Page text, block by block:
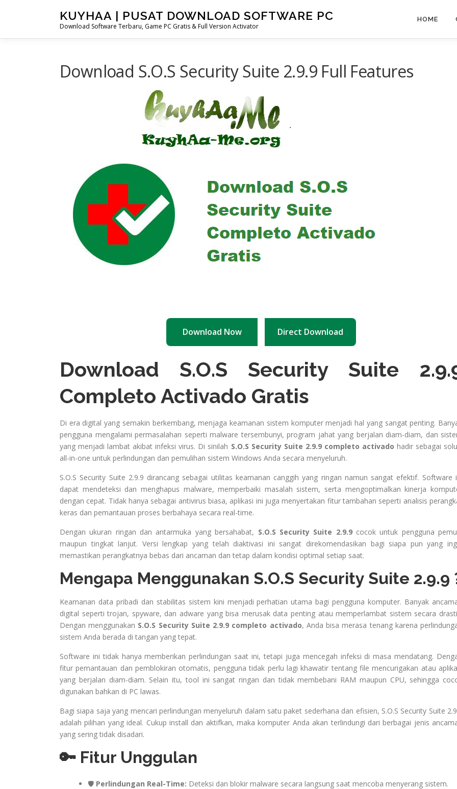
KUYHAA | PUSAT DOWNLOAD SOFTWARE PC
Download Software Terbaru, Game PC Gratis & Full Version Activator
HOME
Download S.O.S Security Suite 2.9.9 Full Features
Download Now Direct Download
Download S.O.S Security Suite
Completo Activado Gratis
Di era digital yang semakin berkembang, menjaga keamanan sistem komputer menjadi hal yang sangat penting.
pengguna mengalami permasalahan seperti malware tersembunyi, program jahat yang berjalan diam-diam, dan
yang menjadi lambat akibat infeksi virus. Di sinilah S.O.S Security Suite 2.9.9 completo activado hadir sebagai
all-in-one untuk perlindungan dan pemulihan sistem Windows Anda secara menyeluruh.
S.O.S Security Suite 2.9.9 dirancang sebagai utilitas keamanan canggih yang ringan namun sangat efektif. Software
dapat mendeteksi dan menghapus malware, memperbaiki masalah sistem, serta mengoptimalkan kinerja
dengan cepat. Tidak hanya sebagai antivirus biasa, aplikasi ini juga menyertakan fitur tambahan seperti analisis
keras dan pemantauan proses berbahaya secara real-time.
Dengan ukuran ringan dan antarmuka yang bersahabat, S.O.S Security Suite 2.9.9 cocok untuk pengguna
maupun tingkat lanjut. Versi lengkap yang telah diaktivasi ini sangat direkomendasikan bagi siapa pun yang
memastikan perangkatnya bebas dari ancaman dan tetap dalam kondisi optimal setiap saat.
Mengapa Menggunakan S.O.S Security Suite 2.9.9
Keamanan data pribadi dan stabilitas sistem kini menjadi perhatian utama bagi pengguna komputer. Banyak
digital seperti trojan, spyware, dan adware yang bisa merusak data penting atau memperlambat sistem secara
Dengan menggunakan S.O.S Security Suite 2.9.9 completo activado, Anda bisa merasa tenang karena
sistem Anda berada di tangan yang tepat.
Software ini tidak hanya memberikan perlindungan saat ini, tetapi juga mencegah infeksi di masa mendatang.
fitur pemantauan dan pemblokiran otomatis, pengguna tidak perlu lagi khawatir tentang file mencurigakan atau
yang berjalan diam-diam. Selain itu, tool ini sangat ringan dan tidak membebani RAM maupun CPU, sehingga
digunakan bahkan di PC lawas.
Bagi siapa saja yang mencari perlindungan menyeluruh dalam satu paket sederhana dan efisien, S.O.S Security Suite
adalah pilihan yang ideal. Cukup install dan aktifkan, maka komputer Anda akan terlindungi dari berbagai jenis
yang sering tidak disadari.
🔑 Fitur Unggulan
🛡️ Perlindungan Real-Time: Deteksi dan blokir malware secara langsung saat mencoba menyerang sistem.